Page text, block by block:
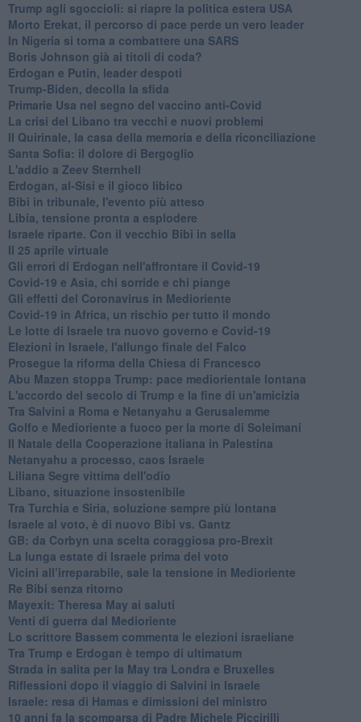
Trump agli sgoccioli: si riapre la politica estera USA
Morto Erekat, il percorso di pace perde un vero leader
In Nigeria si torna a combattere una SARS
Boris Johnson già ai titoli di coda?
Erdogan e Putin, leader despoti
Trump-Biden, decolla la sfida
Primarie Usa nel segno del vaccino anti-Covid
La crisi del Libano tra vecchi e nuovi problemi
Il Quirinale, la casa della memoria e della riconciliazione
Santa Sofia: il dolore di Bergoglio
L'addio a ​Zeev Sternhell
Erdogan, al-Sisi e il gioco libico
Bibi in tribunale, l'evento più atteso
Libia, tensione pronta a esplodere
Israele riparte. Con il vecchio Bibi in sella
Il 25 aprile virtuale
Gli errori di Erdogan nell'affrontare il Covid-19
Covid-19 e Asia, chi sorride e chi piange
Gli effetti del Coronavirus in Medioriente
Covid-19 in Africa, un rischio per tutto il mondo
Le lotte di Israele tra nuovo governo e Covid-19
Elezioni in Israele, l'allungo finale del Falco
Prosegue la riforma della Chiesa di Francesco
Abu Mazen stoppa Trump: pace mediorientale lontana
L'accordo del secolo di Trump e la fine di un'amicizia
Tra Salvini a Roma e Netanyahu a Gerusalemme
Golfo e Medioriente a fuoco per la morte di Soleimani
Il Natale della Cooperazione italiana in Palestina
Netanyahu a processo, caos Israele
Liliana Segre vittima dell'odio
Libano, situazione insostenibile
Tra Turchia e Siria, soluzione sempre più lontana
Israele al voto, è di nuovo Bibi vs. Gantz
GB: da Corbyn una scelta coraggiosa pro-Brexit
La lunga estate di Israele prima del voto
Vicini all’irreparabile, sale la tensione in Medioriente
Re Bibi senza ritorno
Mayexit: Theresa May ai saluti
Venti di guerra dal Medioriente
Lo scrittore Bassem commenta le elezioni israeliane
Tra Trump e Erdogan è tempo di ultimatum
Strada in salita per la May tra Londra e Bruxelles
Riflessioni dopo il viaggio di Salvini in Israele
Israele: resa di Hamas e dimissioni del ministro
10 anni fa la scomparsa di Padre Michele Piccirilli